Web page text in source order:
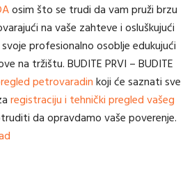
osim što se trudi da vam pruži brzu
na vaše zahteve i osluškujući
profesionalno osoblje edukujući
na tržištu. BUDITE PRVI – BUDITE
petrovaradinkoji će saznati sve
registraciju i tehnički pregled vašeg
da opravdamo vaše poverenje.